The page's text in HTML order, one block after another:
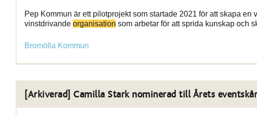
Pep Kommun är ett pilotprojekt som startade 2021 för att skapa
vinstdrivande organisation som arbetar för att sprida kunskap och
Bromölla Kommun
[Arkiverad] Camilla Stark nominerad till Årets